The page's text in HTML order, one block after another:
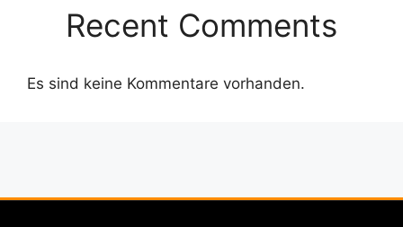
Recent Comments
Es sind keine Kommentare vorhanden.